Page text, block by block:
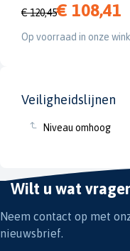
Veiligheidslijnen
Niveau omhoog
€ 120,45€ 108,41
Op voorraad in onze
Wilt u wat
Neem contact op met
nieuwsbrief.